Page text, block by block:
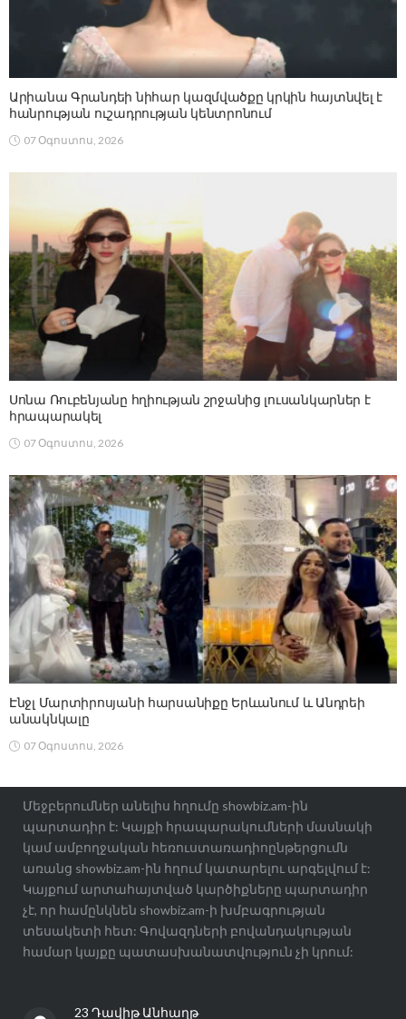
Արիանա Գրանդեի նիհար կազմվածքը կրկին հայտնվել է
հանրության ուշադրության կենտրոնում
07 Օգոստոս, 2026
Սոնա Ռուբենյանը հղիության շրջանից լուսանկարներ է
հրապարակել
07 Օգոստոս, 2026
Էնջլ Մարտիրոսյանի հարսանիքը Երևանում և Անդրեի
անակնկալը
07 Օգոստոս, 2026
Մեջբերումներ անելիս հղումը showbiz.am-ին
պարտադիր է: Կայքի հրապարակումների մասնակի
կամ ամբողջական հեռուստառադիոընթերցումն
առանց showbiz.am-ին հղում կատարելու արգելվում է:
Կայքում արտահայտված կարծիքները պարտադիր
չէ, որ համընկնեն showbiz.am-ի խմբագրության
տեսակետի հետ: Գովազդների բովանդակության
համար կայքը պատասխանատվություն չի կրում:
23 Դավիթ Անհաղթ